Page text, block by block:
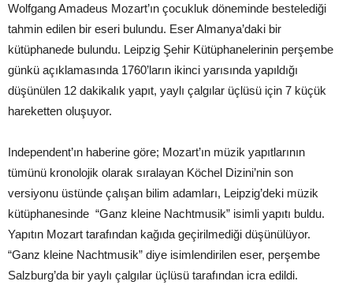
Wolfgang Amadeus Mozart’ın çocukluk döneminde bestelediği
tahmin edilen bir eseri bulundu. Eser Almanya’daki bir
kütüphanede bulundu. Leipzig Şehir Kütüphanelerinin perşembe
günkü açıklamasında 1760’ların ikinci yarısında yapıldığı
düşünülen 12 dakikalık yapıt, yaylı çalgılar üçlüsü için 7 küçük
hareketten oluşuyor.
Independent’ın haberine göre; Mozart’ın müzik yapıtlarının
tümünü kronolojik olarak sıralayan Köchel Dizini’nin son
versiyonu üstünde çalışan bilim adamları, Leipzig’deki müzik
kütüphanesinde “Ganz kleine Nachtmusik” isimli yapıtı buldu.
Yapıtın Mozart tarafından kağıda geçirilmediği düşünülüyor.
“Ganz kleine Nachtmusik” diye isimlendirilen eser, perşembe
Salzburg’da bir yaylı çalgılar üçlüsü tarafından icra edildi.